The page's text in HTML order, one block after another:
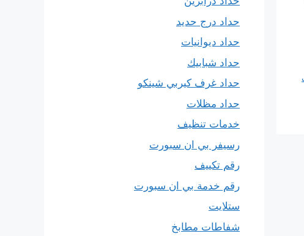
حداد درج حديد
حداد ديوانيات
حداد شبابيك
حداد غرف كيربي شينكو
حداد مظلات
خدمات تنظيف
رسيفر بي ان سبورت
رقم تكييف
رقم خدمة بي ان سبورت
ستلايت
شفاطات مطابخ